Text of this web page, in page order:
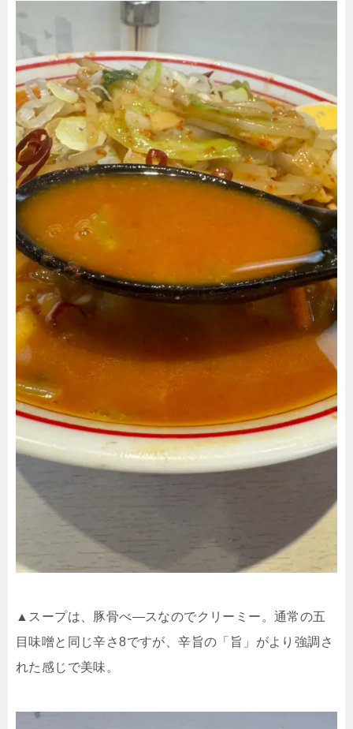
▲スープは、豚骨べ―スなのでクリーミー。通常の五
目味噌と同じ辛さ8ですが、辛旨の「旨」がより強調さ
れた感じで美味。